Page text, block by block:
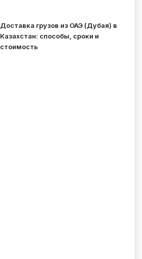
Доставка грузов из ОАЭ (Дубая) в
Казахстан: способы, сроки и
стоимость